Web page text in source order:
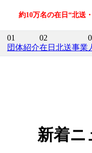
約10万名の在日“北送
01
団体紹介
02
在日北送事業
新着ニ